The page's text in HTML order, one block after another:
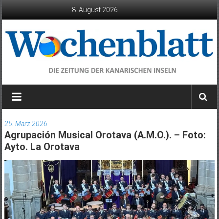
8. August 2026
Wochenblatt
die
der
Kanarischen
Inseln
25. März 2026
Agrupación Musical Orotava (A.M.O.). – Foto:
Ayto. La Orotava